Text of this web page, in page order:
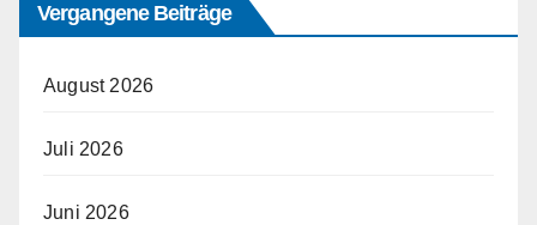
Vergangene Beiträge
August 2026
Juli 2026
Juni 2026